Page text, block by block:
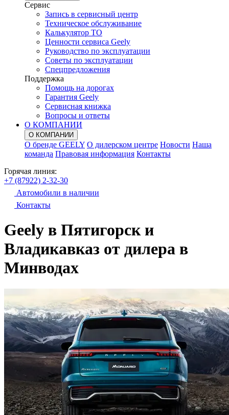
Сервис
Запись в сервисный центр
Техническое обслуживание
Калькулятор ТО
Ценности сервиса Geely
Руководство по эксплуатации
Советы по эксплуатации
Спецпредложения
Поддержка
Помощь на дорогах
Гарантия Geely
Сервисная книжка
Вопросы и ответы
О КОМПАНИИ
О КОМПАНИИ
О бренде GEELY О дилерском центре Новости Наша
команда Правовая информация Контакты
Горячая линия:
+7 (87922) 2-32-30
Автомобили в наличии
Контакты
Geely в Пятигорск и
Владикавказ от дилера в
Минводах